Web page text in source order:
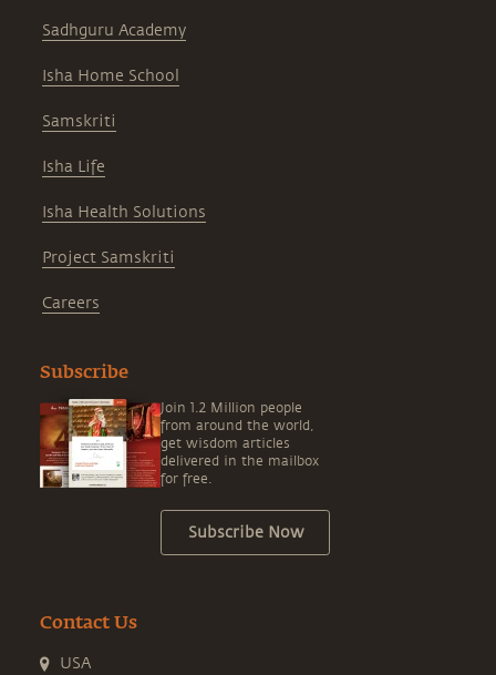
Sadhguru Academy
Isha Home School
Samskriti
Isha Life
Isha Health Solutions
Project Samskriti
Careers
Subscribe
Join 1.2 Million people
from around the world,
get wisdom articles
delivered in the mailbox
for free.
Subscribe Now
Contact Us
USA